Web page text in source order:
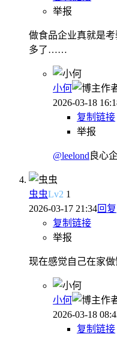
举报
做食品企业真就是
多了……
小何 作
2026-03-18
复制链接
举报
@leelond 良心
虫虫Lv2 1
2026-03-17 21:34回复
复制链接
举报
现在感觉自己在家
小何 作
2026-03-18
复制链接